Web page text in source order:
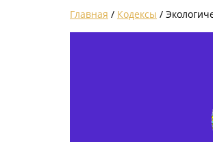
Главная / Кодексы /